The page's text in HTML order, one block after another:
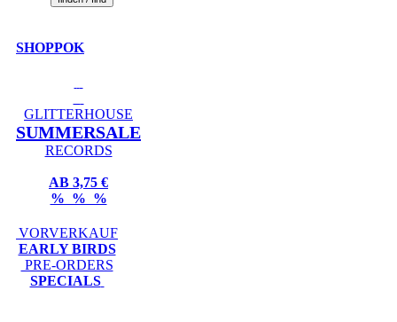
SHOPPOK
GLITTERHOUSE
SUMMERSALE
RECORDS
AB 3,75 €
% % %
VORVERKAUF
EARLY BIRDS
PRE-ORDERS
SPECIALS